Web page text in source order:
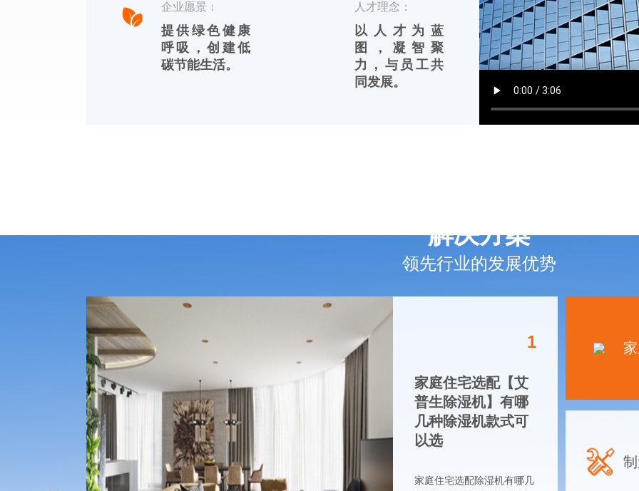
企业愿景：
提供绿色健康
呼吸，创建低
碳节能生活。
人才理念：
以人才为蓝
图，凝智聚
力，与员工共
同发展。
解决方案
领先行业的发展优势
1
家庭住宅选配【艾
普生除湿机】有哪
几种除湿机款式可
以选
家庭住宅选配除湿机有哪几